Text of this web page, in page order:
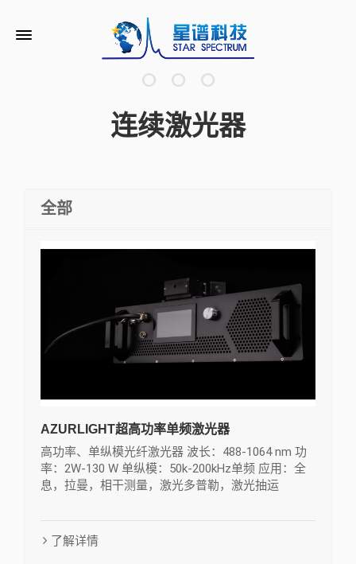
连续激光器
全部
AZURLIGHT超高功率单频激光器
高功率、单纵模光纤激光器 波长：488-1064 nm 功
率：2W-130 W 单纵模：50k-200kHz单频 应用：全
息，拉曼，相干测量，激光多普勒，激光抽运
了解详情